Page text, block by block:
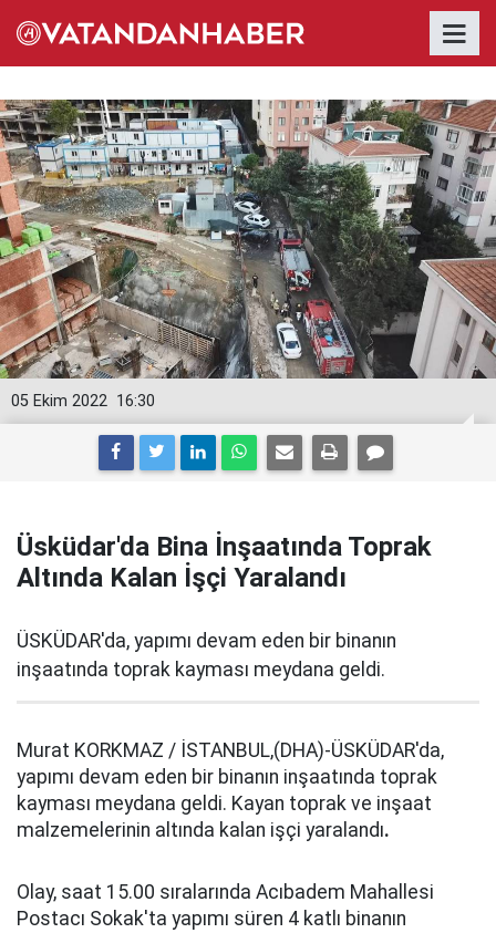
16:30
05 Ekim 2022
Üsküdar'da Bina İnşaatında Toprak
Altında Kalan İşçi Yaralandı
ÜSKÜDAR'da, yapımı devam eden bir binanın
inşaatında toprak kayması meydana geldi.
Murat KORKMAZ / İSTANBUL,(DHA)-ÜSKÜDAR'da,
yapımı devam eden bir binanın inşaatında toprak
kayması meydana geldi. Kayan toprak ve inşaat
malzemelerinin altında kalan işçi yaralandı.
Olay, saat 15.00 sıralarında Acıbadem Mahallesi
Postacı Sokak'ta yapımı süren 4 katlı binanın